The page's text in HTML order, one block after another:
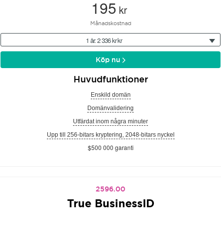
195 kr
Månadskostnad
1 år: 2 336 kr kr
Köp nu
Huvudfunktioner
Enskild domän
Domänvalidering
Utfärdat inom några minuter
Upp till 256-bitars kryptering, 2048-bitars nyckel
$500 000 garanti
2596.00
True BusinessID